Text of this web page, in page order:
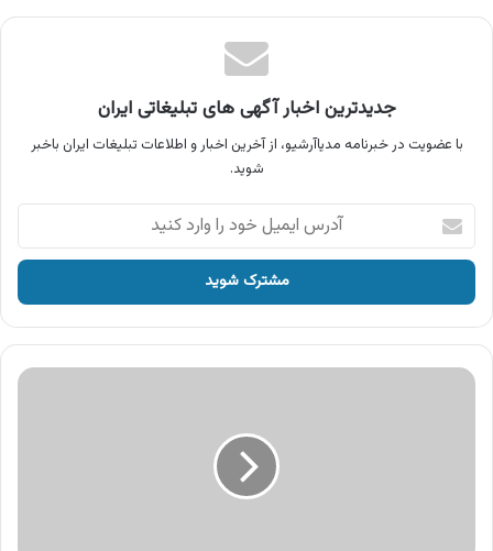
جدیدترین اخبار آگهی های تبلیغاتی ایران
با عضویت در خبرنامه مدیاآرشیو، از آخرین اخبار و اطلاعات تبلیغات ایران باخبر
شوید.
آدرس
ایمیل
خود
وارد
کنید
آگهی